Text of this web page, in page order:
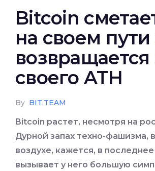
Bitcoin
на своем пути
возвращается
своего ATH
By BIT.TEAM
Bitcoin растет, несмотря на
Дурной запах техно-фашизма,
воздухе, кажется, в
вызывает у него большую